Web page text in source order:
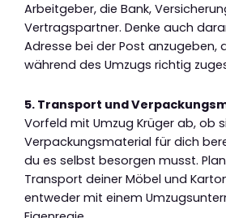
Arbeitgeber, die Bank,
Vertragspartner. Denke auch
Adresse bei der Post anzugeben,
während des Umzugs richtig
5. Transport und
Vorfeld mit Umzug Krüger ab, ob
Verpackungsmaterial für dich
du es selbst besorgen musst.
Transport deiner Möbel und
entweder mit einem